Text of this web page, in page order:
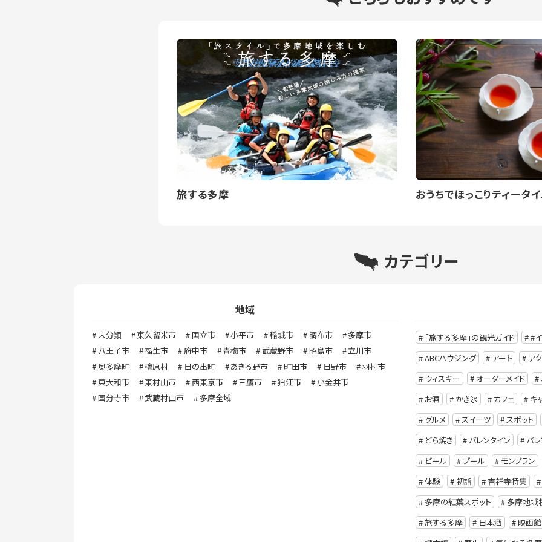
旅する多摩 おうちでほっこりティータ
カテゴリー
地域
未分類 東久留米市 国立市 小平市 稲城市 調布市
多摩市
八王子市
福生市 府中市 青梅市 武蔵野市 昭島市
立川市
奥多摩町
檜原村 日の出町 あきる野市 町田市 日野市
羽村市
東大和市
東村山市 西東京市 三鷹市 狛江市
小金井市
国分寺市
武蔵村山市 多摩全域
「旅する多摩」の観光ガイド
#
ABCハウジング
アート
ア
ウィスキー
オーダーメイド
お酒
かき氷 カフェ
キ
グルメ
スイーツ
スポット
どら焼き
バレンタイン
バ
ビール
プール
モンブラン
体験
初詣
吉祥寺特集
多摩の紅葉スポット
多摩地域
旅する多摩
日本酒
映画館